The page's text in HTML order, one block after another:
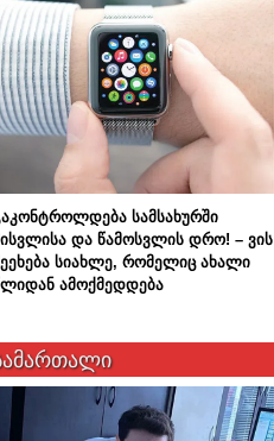
სამსახურში
და წამოსვლის დრო! – ვის
სიახლე, რომელიც ახალი
ამოქმედდება